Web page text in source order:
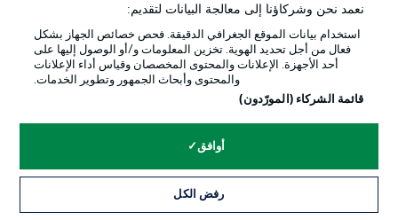
إدارة التفضيلات بيان الخصوصية
نعمد نحن وشركاؤنا إلى معالجة البيانات لتقديم:
استخدام بيانات الموقع الجغرافي الدقيقة. فحص خصائص الجهاز بشكل
فعال من أجل تحديد الهوية. تخزين المعلومات و/أو الوصول إليها على
أحد الأجهزة. الإعلانات والمحتوى المخصصان وقياس أداء الإعلانات
والمحتوى وأبحاث الجمهور وتطوير الخدمات.
قائمة الشركاء (المورّدون)
أوافق
رفض الكل